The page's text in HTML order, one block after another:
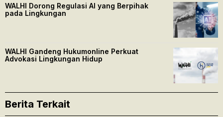
WALHI Dorong Regulasi AI yang Berpihak
pada Lingkungan
WALHI Gandeng Hukumonline Perkuat
Advokasi Lingkungan Hidup
Berita Terkait